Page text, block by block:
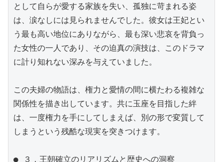
として自らが愛する家族を失い、孤独に苛まれる姿
は、涙なしには見られませんでした。彼女は王妃とい
う最も高い地位にありながら、最も深い悲哀を背負っ
た女性の一人であり、その迫真の演技は、このドラマ
に計り知れない深みを与えていました。
この夫婦の物語は、権力と愛情の間に横たわる複雑な
関係性を描き出しています。共に玉座を目指した絆
は、一度権力を手にしてしまえば、別の形で変質して
しまうという残酷な現実を突きつけます。
● ３．王朝確立のリアリズムと歴史への洞察